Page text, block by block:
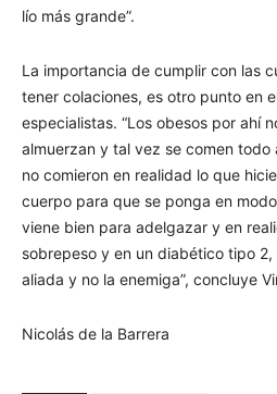
lío más grande”.
La importancia de cumplir con las
tener colaciones, es otro punto en
especialistas. “Los obesos por ahí
almuerzan y tal vez se comen todo
no comieron en realidad lo que
cuerpo para que se ponga en
viene bien para adelgazar y en
sobrepeso y en un diabético tipo
aliada y no la enemiga”, concluye
Nicolás de la Barrera